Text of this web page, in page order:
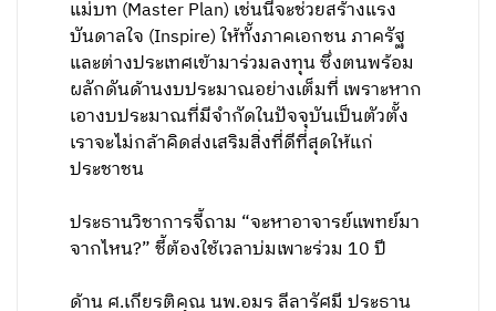
แม่บท (Master Plan) เช่นนี้จะช่วยสร้างแรง
บันดาลใจ (Inspire) ให้ทั้งภาคเอกชน ภาครัฐ
และต่างประเทศเข้ามาร่วมลงทุน ซึ่งตนพร้อม
ผลักดันด้านงบประมาณอย่างเต็มที่ เพราะหาก
เอางบประมาณที่มีจำกัดในปัจจุบันเป็นตัวตั้ง
เราจะไม่กล้าคิดส่งเสริมสิ่งที่ดีที่สุดให้แก่
ประชาชน
ประธานวิชาการจี้ถาม “จะหาอาจารย์แพทย์มา
จากไหน?” ชี้ต้องใช้เวลาบ่มเพาะร่วม 10 ปี
ด้าน ศ.เกียรติคุณ นพ.อมร ลีลารัศมี ประธาน